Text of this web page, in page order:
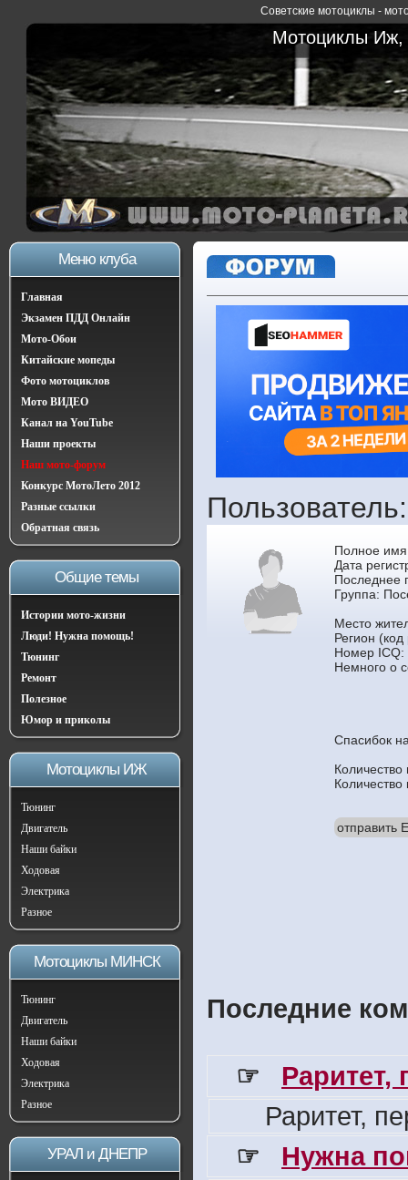
Советские мотоциклы -
Мотоциклы Иж,
Меню клуба
Главная
Экзамен ПДД Онлайн
Мото-Обои
Китайские мопеды
Фото мотоциклов
Мото ВИДЕО
Канал на YouTube
Наши проекты
Наш мото-форум
Конкурс МотоЛето 2012
Разные ссылки
Обратная связь
Общие темы
Истории мото-жизни
Люди! Нужна помощь!
Тюнинг
Ремонт
Полезное
Юмор и приколы
Мотоциклы ИЖ
Тюнинг
Двигатель
Наши байки
Ходовая
Электрика
Разное
Мотоциклы МИНСК
Тюнинг
Двигатель
Наши байки
Ходовая
Электрика
Разное
УРАЛ и ДНЕПР
Полное
Дата
Последнее
Группа:
Место
Регион (код
Номер ICQ:
Немного о
Спасибок
отправить
Последние
☞
Раритет,
Раритет,
☞
Нужна